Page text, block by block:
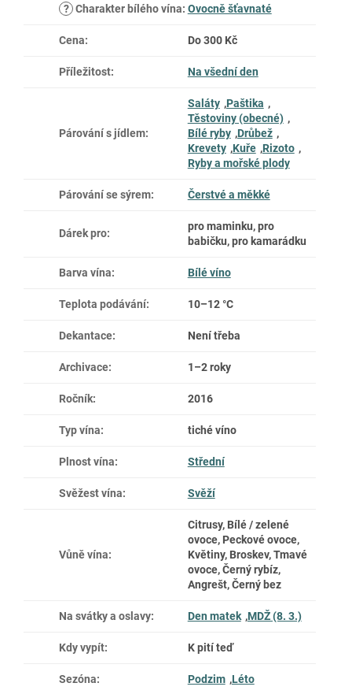
? Charakter bílého vína: Ovocně šťavnaté
Cena: Do 300 Kč
Příležitost: Na všední den
Párování s jídlem:
Saláty ,Paštika ,
Těstoviny (obecné) ,
Bílé ryby ,Drůbež ,
Krevety ,Kuře ,Rizoto ,
Ryby a mořské plody
Párování se sýrem: Čerstvé a měkké
Dárek pro:
pro maminku, pro
babičku, pro kamarádku
Barva vína: Bílé víno
Teplota podávání: 10–12 °C
Dekantace: Není třeba
Archivace: 1–2 roky
Ročník: 2016
Typ vína: tiché víno
Plnost vína: Střední
Svěžest vína: Svěží
Vůně vína:
Citrusy, Bílé / zelené
ovoce, Peckové ovoce,
Květiny, Broskev, Tmavé
ovoce, Černý rybíz,
Angrešt, Černý bez
Na svátky a oslavy: Den matek ,MDŽ (8. 3.)
Kdy vypít: K pití teď
Sezóna: Podzim ,Léto